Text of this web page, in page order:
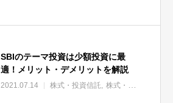
SBIのテーマ投資は少額投資に最
適！メリット・デメリットを解説
2021.07.14 株式・投資信託 株式・投資信託_おすすめ